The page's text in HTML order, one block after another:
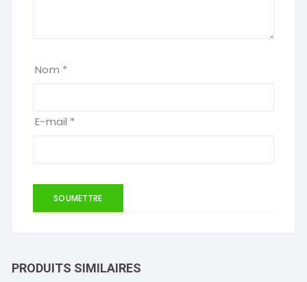
Nom *
E-mail *
PRODUITS SIMILAIRES